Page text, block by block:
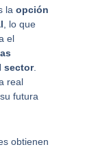
laopción
, lo que
el
sector.
real
futura
obtienen